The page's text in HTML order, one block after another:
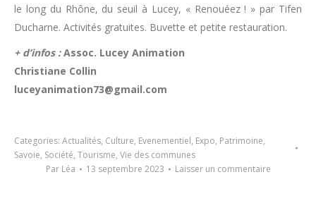
le long du Rhône, du seuil à Lucey, « Renouéez ! » par Tifen
Ducharne. Activités gratuites. Buvette et petite restauration.
+ d’infos :Assoc. Lucey Animation
Christiane Collin
luceyanimation73@gmail.com
Categories: Actualités, Culture, Evenementiel, Expo, Patrimoine,
Savoie, Société, Tourisme, Vie des communes
Par Léa 13 septembre 2023 Laisser un commentaire